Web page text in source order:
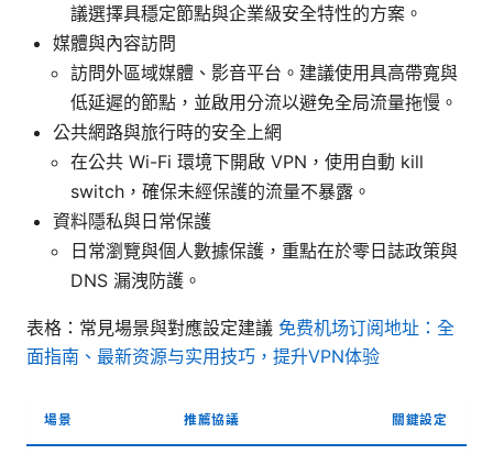
議選擇具穩定節點與企業級安全特性的方案。
媒體與內容訪問
訪問外區域媒體、影音平台。建議使用具高帶寬與
低延遲的節點，並啟用分流以避免全局流量拖慢。
公共網路與旅行時的安全上網
在公共 Wi-Fi 環境下開啟 VPN，使用自動 kill
switch，確保未經保護的流量不暴露。
資料隱私與日常保護
日常瀏覽與個人數據保護，重點在於零日誌政策與
DNS 漏洩防護。
表格：常見場景與對應設定建議 免费机场订阅地址：全
面指南、最新资源与实用技巧，提升VPN体验
場景 推薦協議 關鍵設定